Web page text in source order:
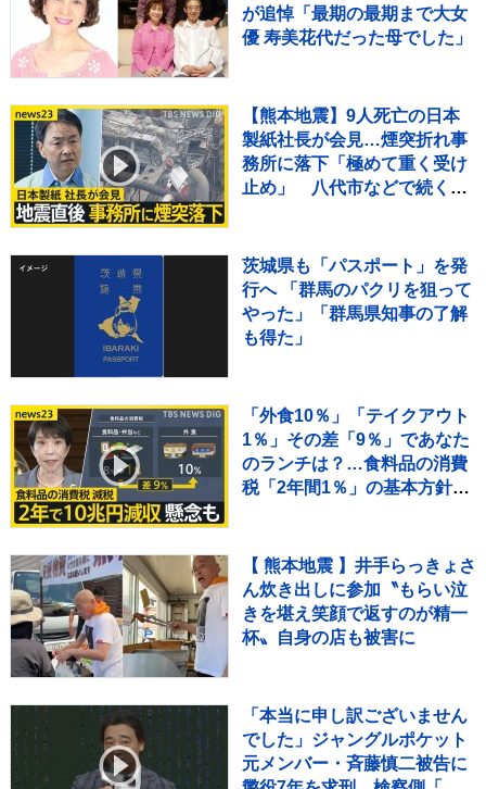
が追悼「最期の最期まで大女
優 寿美花代だった母でした」
【熊本地震】9人死亡の日本
製紙社長が会見…煙突折れ事
務所に落下「極めて重く受け
止め」 八代市などで続く断
茨城県も「パスポート」を発
行へ 「群馬のパクリを狙って
やった」「群馬県知事の了解
も得た」
「外食10％」「テイクアウト
1％」その差「9％」であなた
のランチは？…食料品の消費
税「2年間1％」の基本方針を
【 熊本地震 】井手らっきょさ
ん炊き出しに参加〝もらい泣
きを堪え笑顔で返すのが精一
杯〟自身の店も被害に
「本当に申し訳ございません
でした」ジャングルポケット
元メンバー・斉藤慎二被告に